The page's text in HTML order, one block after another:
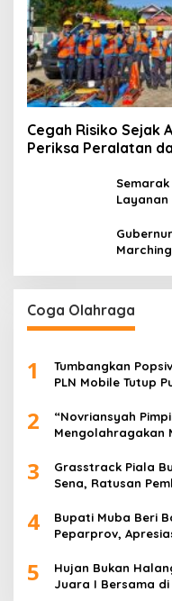
Cegah Risiko Sejak
Periksa Peralatan
Semarak
Layanan
Coga Olahraga
1
Tumbangkan
PLN Mobile Tutup
2
“Novriansyah
Mengolahragakan
3
Grasstrack Piala
Sena, Ratusan
4
Bupati Muba Beri
Peparprov,
5
Hujan Bukan
Juara I Bersama di